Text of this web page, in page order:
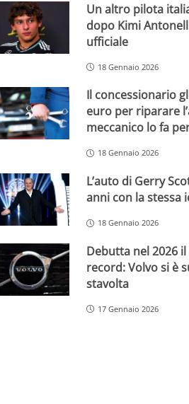
Un altro pilota
dopo Kimi
ufficiale
18 Gennaio 2026
Il concessionario
euro per riparare
meccanico lo fa
18 Gennaio 2026
L’auto di Gerry
anni con la stessa
18 Gennaio 2026
Debutta nel 2026 il
record: Volvo si è
stavolta
17 Gennaio 2026